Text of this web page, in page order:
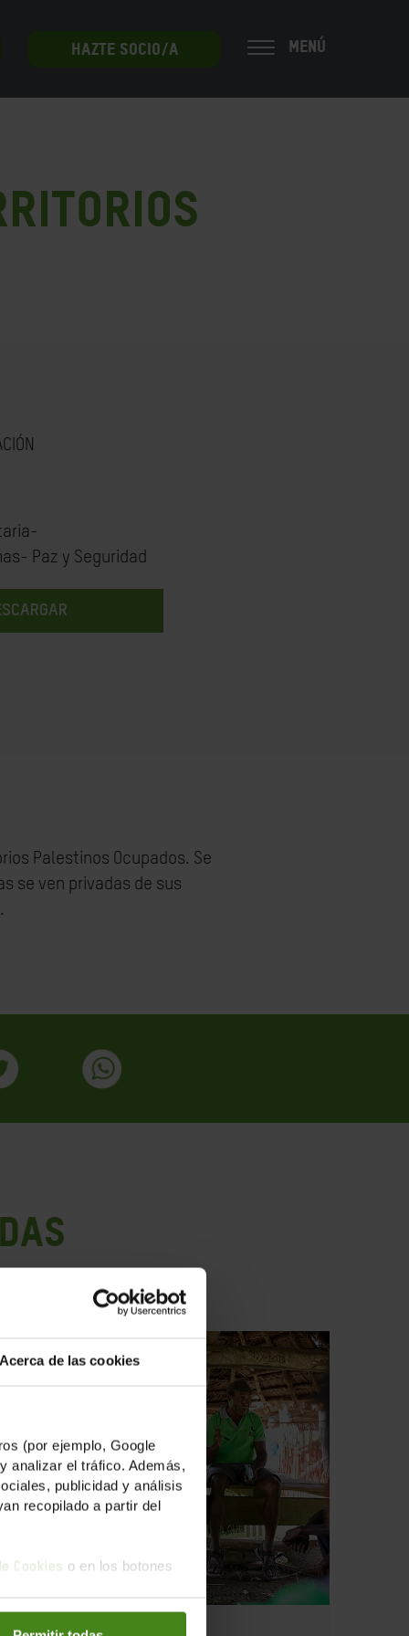
Acerca de las cookies
(por ejemplo, Google
analizar el tráfico. Además,
publicidad y análisis
recopilado a partir del
Cookies o en los botones
HAZTE SOCIO/A MENÚ
Paz y Seguridad
Palestinos Ocupados. Se
se ven privadas de sus